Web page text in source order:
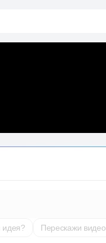
идея? Перескажи видео